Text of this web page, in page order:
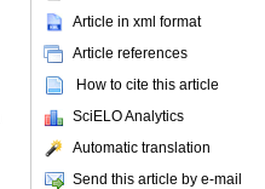
Article in xml format
Article references
How to cite this article
SciELO Analytics
Automatic translation
Send this article by e-mail